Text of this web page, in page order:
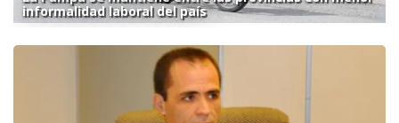
informalidad laboral del país